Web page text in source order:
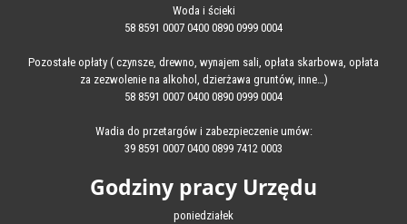
Woda i ścieki
58 8591 0007 0400 0890 0999 0004
Pozostałe opłaty ( czynsze, drewno, wynajem sali, opłata skarbowa, opłata
za zezwolenie na alkohol, dzierżawa gruntów, inne…)
58 8591 0007 0400 0890 0999 0004
Wadia do przetargów i zabezpieczenie umów:
39 8591 0007 0400 0899 7412 0003
Godziny pracy Urzędu
poniedziałek